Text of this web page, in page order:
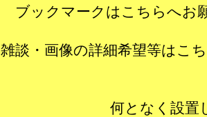
ブックマークはこちらへ
雑談・画像の詳細希望等は
何となく設